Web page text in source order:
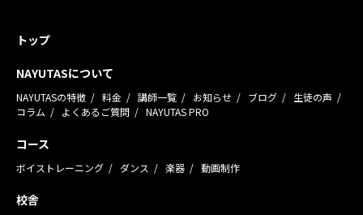
トップ
NAYUTASについて
NAYUTASの特徴 料金 講師一覧 お知らせ ブログ
生徒の声
コラム
よくあるご質問 NAYUTAS PRO
コース
ボイストレーニング ダンス 楽器 動画制作
校舎